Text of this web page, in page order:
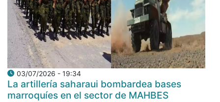
03/07/2026 - 19:34
La artillería saharaui bombardea bases
marroquíes en el sector de MAHBES